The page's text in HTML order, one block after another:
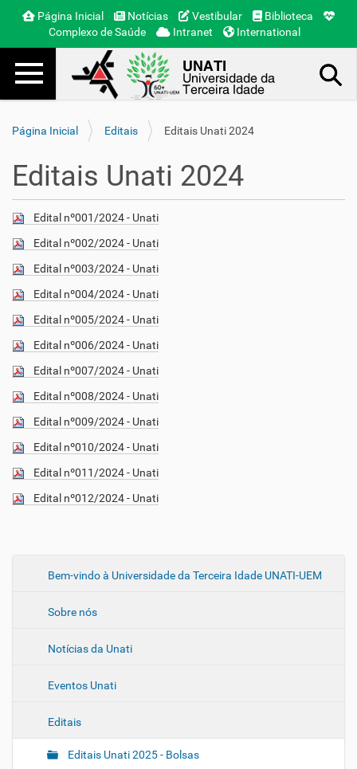
Página Inicial Notícias Vestibular
Biblioteca
Complexo de Saúde
Intranet International
Toggle navigation
Página Inicial
Editais Editais Unati 2024
Bem-vindo à Universidade da Terceira Idade UNATI-UEM
Sobre nós
Notícias da Unati
Eventos Unati
Editais
Editais Unati 2025 - Bolsas
Editais Unati 2024
Edital nº001/2024 - Unati
Edital nº002/2024 - Unati
Edital nº003/2024 - Unati
Edital nº004/2024 - Unati
Edital nº005/2024 - Unati
Edital nº006/2024 - Unati
Edital nº007/2024 - Unati
Edital nº008/2024 - Unati
Edital nº009/2024 - Unati
Edital nº010/2024 - Unati
Edital nº011/2024 - Unati
Edital nº012/2024 - Unati